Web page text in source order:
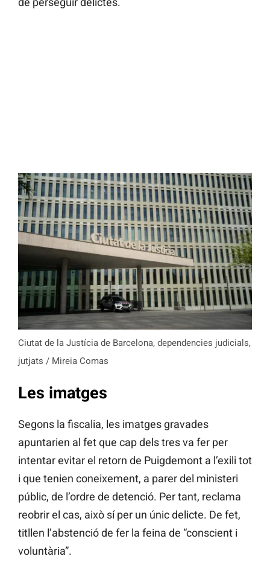
Ciutat de la Justícia de Barcelona, dependencies judicials,
jutjats / Mireia Comas
Les imatges
Segons la fiscalia, les imatges gravades
apuntarien al fet que cap dels tres va fer per
intentar evitar el retorn de Puigdemont a l’exili tot
i que tenien coneixement, a parer del ministeri
públic, de l’ordre de detenció. Per tant, reclama
reobrir el cas, això sí per un únic delicte. De fet,
titllen l’abstenció de fer la feina de “conscient i
voluntària”.